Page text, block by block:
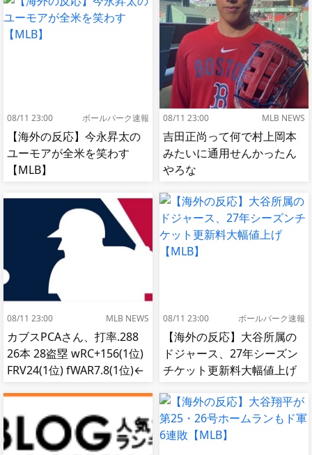
08/11 23:00 ボールパーク速報
【海外の反応】今永昇太の
ユーモアが全米を笑わす
【MLB】
08/11 23:00 MLB NEWS
吉田正尚って何で村上岡本
みたいに通用せんかったん
やろな
08/11 23:00 MLB NEWS
カブスPCAさん、打率.288
26本 28盗塁 wRC+156(1位)
FRV24(1位) fWAR7.8(1位)←
08/11 23:00 ボールパーク速報
【海外の反応】大谷所属の
ドジャース、27年シーズン
チケット更新料大幅値上げ